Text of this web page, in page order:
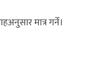
मात्र गर्ने।